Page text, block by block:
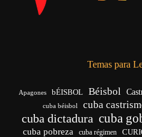
Temas para
Apagones bÉISBOL Béisbol
cuba béisbol cuba
cuba dictadura cuba
cuba pobreza cuba régimen